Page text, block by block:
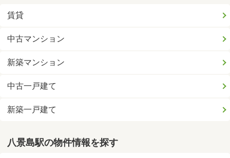
賃貸
中古マンション
新築マンション
中古一戸建て
新築一戸建て
八景島駅の物件情報を探す